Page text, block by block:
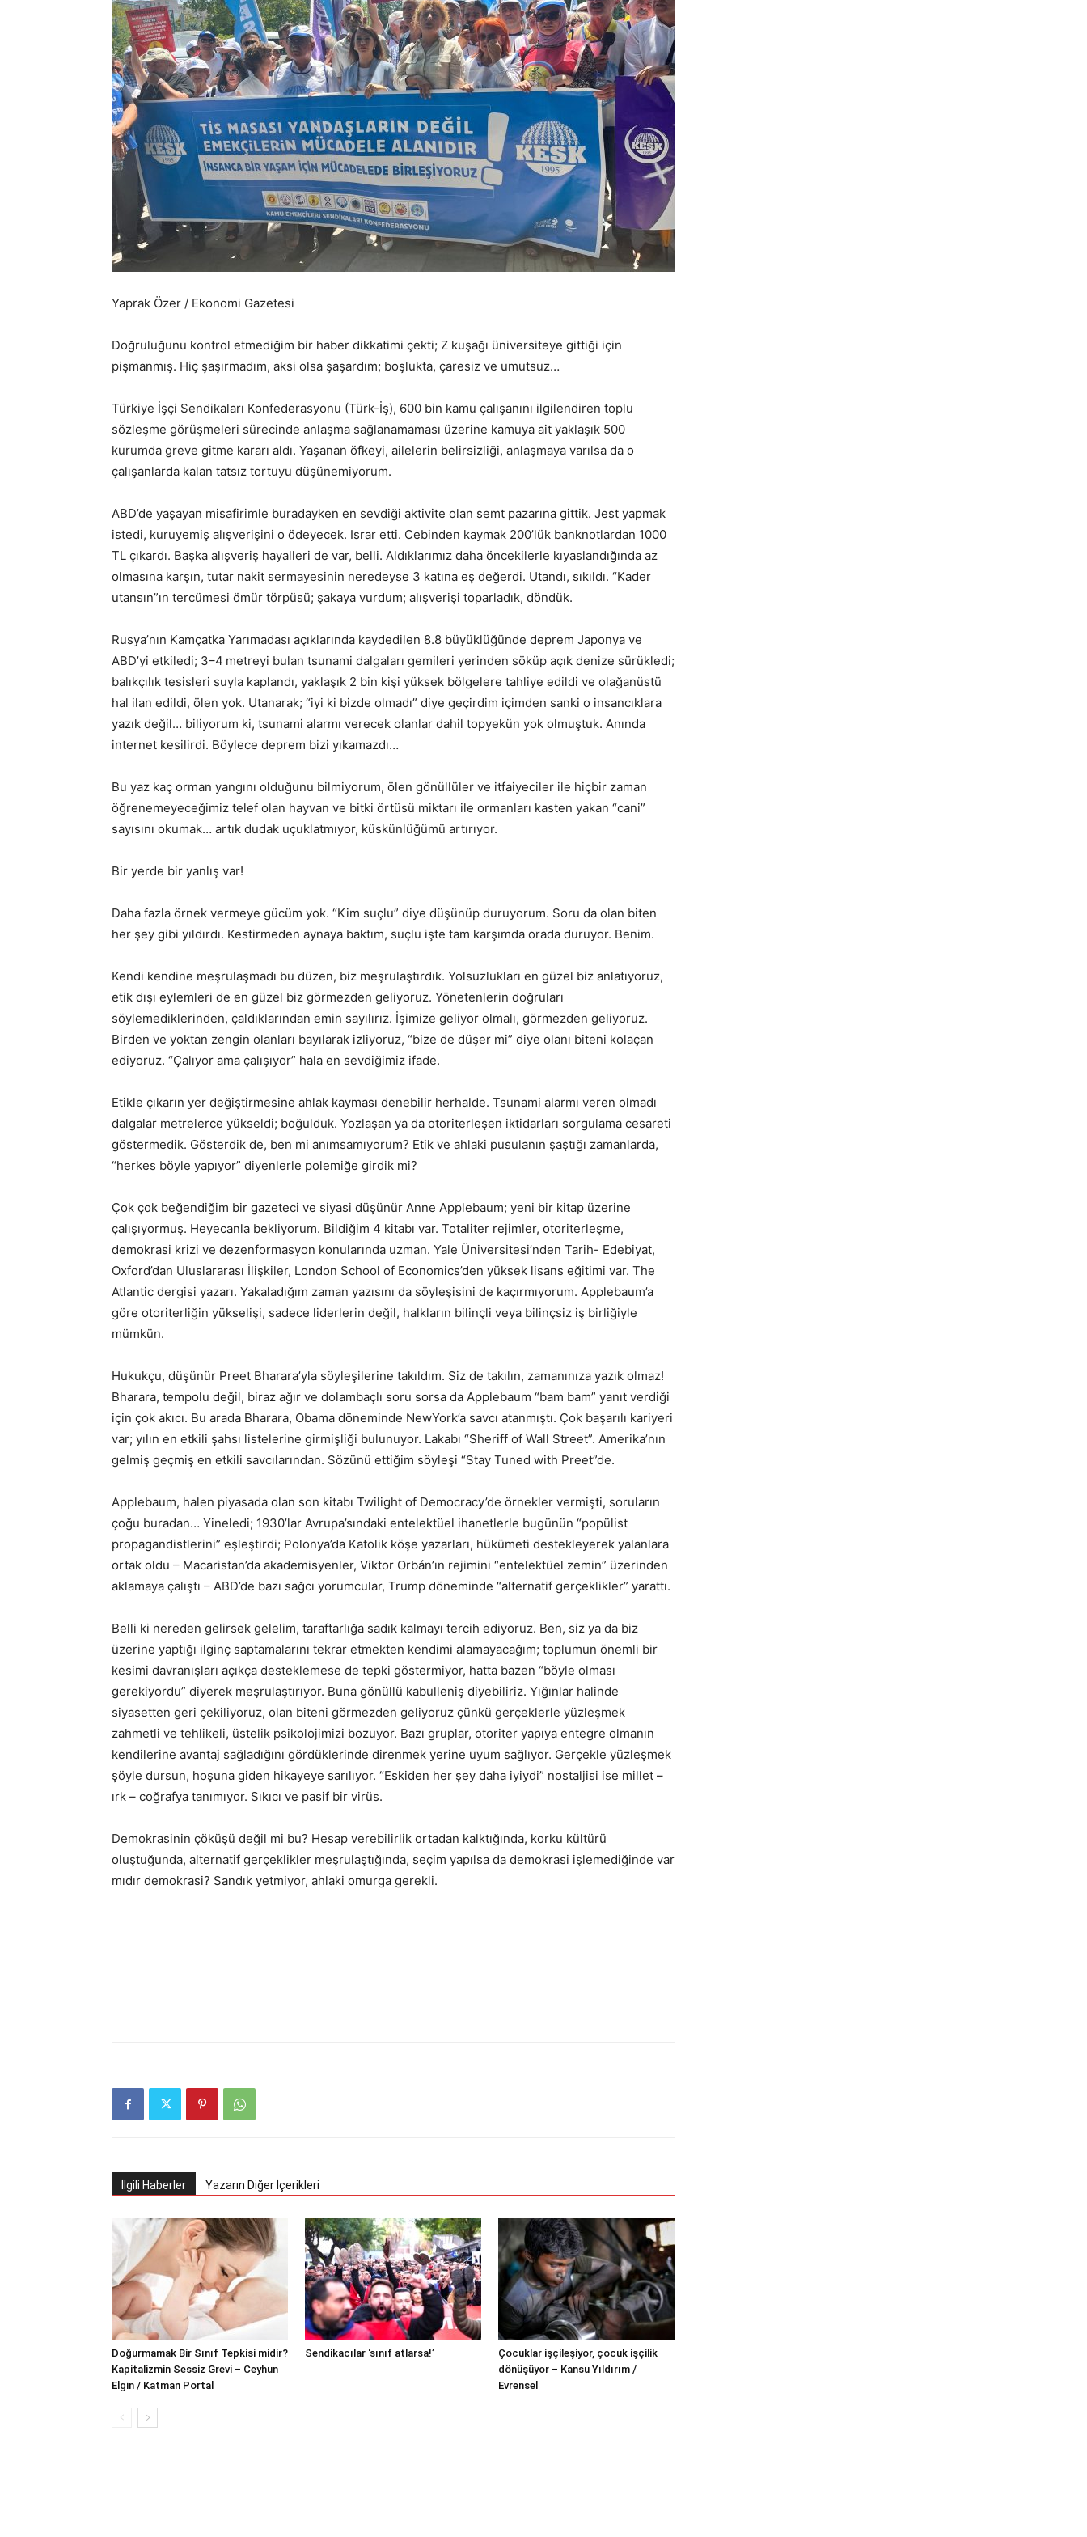
Yaprak Özer / Ekonomi Gazetesi
Doğruluğunu kontrol etmediğim bir haber dikkatimi çekti; Z kuşağı üniversiteye gittiği için
pişmanmış. Hiç şaşırmadım, aksi olsa şaşardım; boşlukta, çaresiz ve umutsuz…
Türkiye İşçi Sendikaları Konfederasyonu (Türk-İş), 600 bin kamu çalışanını ilgilendiren toplu
sözleşme görüşmeleri sürecinde anlaşma sağlanamaması üzerine kamuya ait yaklaşık 500
kurumda greve gitme kararı aldı. Yaşanan öfkeyi, ailelerin belirsizliği, anlaşmaya varılsa da o
çalışanlarda kalan tatsız tortuyu düşünemiyorum.
ABD’de yaşayan misafirimle buradayken en sevdiği aktivite olan semt pazarına gittik. Jest yapmak
istedi, kuruyemiş alışverişini o ödeyecek. Israr etti. Cebinden kaymak 200’lük banknotlardan 1000
TL çıkardı. Başka alışveriş hayalleri de var, belli. Aldıklarımız daha öncekilerle kıyaslandığında az
olmasına karşın, tutar nakit sermayesinin neredeyse 3 katına eş değerdi. Utandı, sıkıldı. “Kader
utansın”ın tercümesi ömür törpüsü; şakaya vurdum; alışverişi toparladık, döndük.
Rusya’nın Kamçatka Yarımadası açıklarında kaydedilen 8.8 büyüklüğünde deprem Japonya ve
ABD’yi etkiledi; 3–4 metreyi bulan tsunami dalgaları gemileri yerinden söküp açık denize sürükledi;
balıkçılık tesisleri suyla kaplandı, yaklaşık 2 bin kişi yüksek bölgelere tahliye edildi ve olağanüstü
hal ilan edildi, ölen yok. Utanarak; “iyi ki bizde olmadı” diye geçirdim içimden sanki o insancıklara
yazık değil… biliyorum ki, tsunami alarmı verecek olanlar dahil topyekün yok olmuştuk. Anında
internet kesilirdi. Böylece deprem bizi yıkamazdı…
Bu yaz kaç orman yangını olduğunu bilmiyorum, ölen gönüllüler ve itfaiyeciler ile hiçbir zaman
öğrenemeyeceğimiz telef olan hayvan ve bitki örtüsü miktarı ile ormanları kasten yakan “cani”
sayısını okumak… artık dudak uçuklatmıyor, küskünlüğümü artırıyor.
Bir yerde bir yanlış var!
Daha fazla örnek vermeye gücüm yok. “Kim suçlu” diye düşünüp duruyorum. Soru da olan biten
her şey gibi yıldırdı. Kestirmeden aynaya baktım, suçlu işte tam karşımda orada duruyor. Benim.
Kendi kendine meşrulaşmadı bu düzen, biz meşrulaştırdık. Yolsuzlukları en güzel biz anlatıyoruz,
etik dışı eylemleri de en güzel biz görmezden geliyoruz. Yönetenlerin doğruları
söylemediklerinden, çaldıklarından emin sayılırız. İşimize geliyor olmalı, görmezden geliyoruz.
Birden ve yoktan zengin olanları bayılarak izliyoruz, “bize de düşer mi” diye olanı biteni kolaçan
ediyoruz. “Çalıyor ama çalışıyor” hala en sevdiğimiz ifade.
Etikle çıkarın yer değiştirmesine ahlak kayması denebilir herhalde. Tsunami alarmı veren olmadı
dalgalar metrelerce yükseldi; boğulduk. Yozlaşan ya da otoriterleşen iktidarları sorgulama cesareti
göstermedik. Gösterdik de, ben mi anımsamıyorum? Etik ve ahlaki pusulanın şaştığı zamanlarda,
“herkes böyle yapıyor” diyenlerle polemiğe girdik mi?
Çok çok beğendiğim bir gazeteci ve siyasi düşünür Anne Applebaum; yeni bir kitap üzerine
çalışıyormuş. Heyecanla bekliyorum. Bildiğim 4 kitabı var. Totaliter rejimler, otoriterleşme,
demokrasi krizi ve dezenformasyon konularında uzman. Yale Üniversitesi’nden Tarih- Edebiyat,
Oxford’dan Uluslararası İlişkiler, London School of Economics’den yüksek lisans eğitimi var. The
Atlantic dergisi yazarı. Yakaladığım zaman yazısını da söyleşisini de kaçırmıyorum. Applebaum’a
göre otoriterliğin yükselişi, sadece liderlerin değil, halkların bilinçli veya bilinçsiz iş birliğiyle
mümkün.
Hukukçu, düşünür Preet Bharara’yla söyleşilerine takıldım. Siz de takılın, zamanınıza yazık olmaz!
Bharara, tempolu değil, biraz ağır ve dolambaçlı soru sorsa da Applebaum “bam bam” yanıt verdiği
için çok akıcı. Bu arada Bharara, Obama döneminde NewYork’a savcı atanmıştı. Çok başarılı kariyeri
var; yılın en etkili şahsı listelerine girmişliği bulunuyor. Lakabı “Sheriff of Wall Street”. Amerika’nın
gelmiş geçmiş en etkili savcılarından. Sözünü ettiğim söyleşi “Stay Tuned with Preet”de.
Applebaum, halen piyasada olan son kitabı Twilight of Democracy’de örnekler vermişti, soruların
çoğu buradan… Yineledi; 1930’lar Avrupa’sındaki entelektüel ihanetlerle bugünün “popülist
propagandistlerini” eşleştirdi; Polonya’da Katolik köşe yazarları, hükümeti destekleyerek yalanlara
ortak oldu – Macaristan’da akademisyenler, Viktor Orbán’ın rejimini “entelektüel zemin” üzerinden
aklamaya çalıştı – ABD’de bazı sağcı yorumcular, Trump döneminde “alternatif gerçeklikler” yarattı.
Belli ki nereden gelirsek gelelim, taraftarlığa sadık kalmayı tercih ediyoruz. Ben, siz ya da biz
üzerine yaptığı ilginç saptamalarını tekrar etmekten kendimi alamayacağım; toplumun önemli bir
kesimi davranışları açıkça desteklemese de tepki göstermiyor, hatta bazen “böyle olması
gerekiyordu” diyerek meşrulaştırıyor. Buna gönüllü kabulleniş diyebiliriz. Yığınlar halinde
siyasetten geri çekiliyoruz, olan biteni görmezden geliyoruz çünkü gerçeklerle yüzleşmek
zahmetli ve tehlikeli, üstelik psikolojimizi bozuyor. Bazı gruplar, otoriter yapıya entegre olmanın
kendilerine avantaj sağladığını gördüklerinde direnmek yerine uyum sağlıyor. Gerçekle yüzleşmek
şöyle dursun, hoşuna giden hikayeye sarılıyor. “Eskiden her şey daha iyiydi” nostaljisi ise millet –
ırk – coğrafya tanımıyor. Sıkıcı ve pasif bir virüs.
Demokrasinin çöküşü değil mi bu? Hesap verebilirlik ortadan kalktığında, korku kültürü
oluştuğunda, alternatif gerçeklikler meşrulaştığında, seçim yapılsa da demokrasi işlemediğinde var
mıdır demokrasi? Sandık yetmiyor, ahlaki omurga gerekli.
İlgili Haberler Yazarın Diğer İçerikleri
Doğurmamak Bir Sınıf Tepkisi midir?
Kapitalizmin Sessiz Grevi – Ceyhun
Elgin / Katman Portal
Sendikacılar ‘sınıf atlarsa!’
Çocuklar işçileşiyor, çocuk işçilik
dönüşüyor – Kansu Yıldırım /
Evrensel